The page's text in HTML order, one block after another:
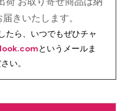
きいたします。
たら、いつでもぜひチャ
というメールま
い。